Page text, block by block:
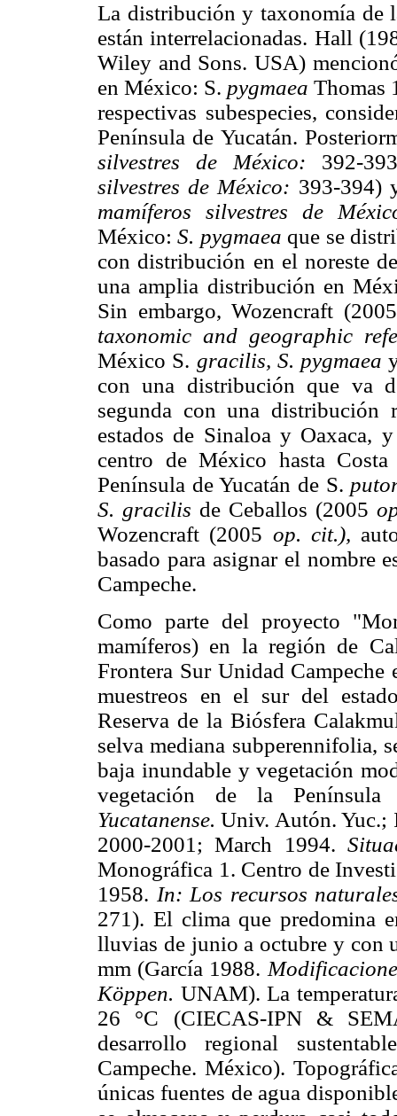
La distribución y taxonomía de
están interrelacionadas. Hall
Wiley and Sons. USA)
en México: S. pygmaea Thomas
respectivas subespecies,
Península de Yucatán.
silvestres de México: 392-
silvestres de México: 393-394)
mamíferos silvestres de
México:S. pygmaea que se
con distribución en el noreste
una amplia distribución en
Sin embargo, Wozencraft
taxonomic and geographic
México S. gracilis, S. pygmaea
con una distribución que va
segunda con una distribución
estados de Sinaloa y Oaxaca,
centro de México hasta
Península de Yucatán de S.
S. gracilis de Ceballos (2005
Wozencraft (2005 op. cit.),
basado para asignar el nombre
Campeche.
Como parte del proyecto
mamíferos) en la región de
Frontera Sur Unidad
muestreos en el sur del
Reserva de la Biósfera
selva mediana subperennifolia,
baja inundable y vegetación
vegetación de la
Yucatanense. Univ. Autón. Yuc.;
2000-2001; March 1994.
Monográfica 1. Centro de
1958. In: Los recursos
271). El clima que predomina
lluvias de junio a octubre y con
mm (García 1988.
Köppen. UNAM). La
26 °C (CIECAS-IPN &
desarrollo regional
Campeche. México).
únicas fuentes de agua